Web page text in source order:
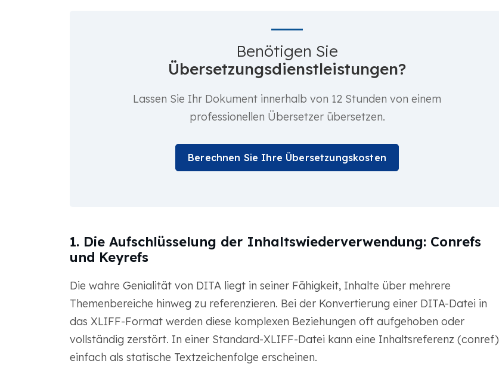
Benötigen Sie
Übersetzungsdienstleistungen?
Lassen Sie Ihr Dokument innerhalb von 12 Stunden von einem
professionellen Übersetzer übersetzen.
Berechnen Sie Ihre Übersetzungskosten
1. Die Aufschlüsselung der Inhaltswiederverwendung: Conrefs
und Keyrefs
Die wahre Genialität von DITA liegt in seiner Fähigkeit, Inhalte über mehrere
Themenbereiche hinweg zu referenzieren. Bei der Konvertierung einer DITA-Datei in
das XLIFF-Format werden diese komplexen Beziehungen oft aufgehoben oder
vollständig zerstört. In einer Standard-XLIFF-Datei kann eine Inhaltsreferenz (conref)
einfach als statische Textzeichenfolge erscheinen.